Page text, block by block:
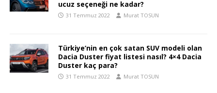
ucuz seçeneği ne kadar?
31 Temmuz 2022 Murat TOSUN
Türkiye’nin en çok satan SUV modeli olan
Dacia Duster fiyat listesi nasıl? 4×4 Dacia
Duster kaç para?
31 Temmuz 2022 Murat TOSUN